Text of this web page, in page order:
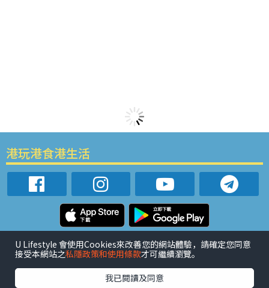
港玩港食港生活
活动展览 市集 开仓 尖沙咀好去处 铜锣湾好去处
元朗好去处 荃湾好去处 旺角好去处 社会
户外郊游 社会福利
U Lifestyle 會使用Cookies來改善您的網站體驗，請確定您同意
接受本網站之私隱政策和使用條款才可繼續瀏覽。
我已閱讀及同意